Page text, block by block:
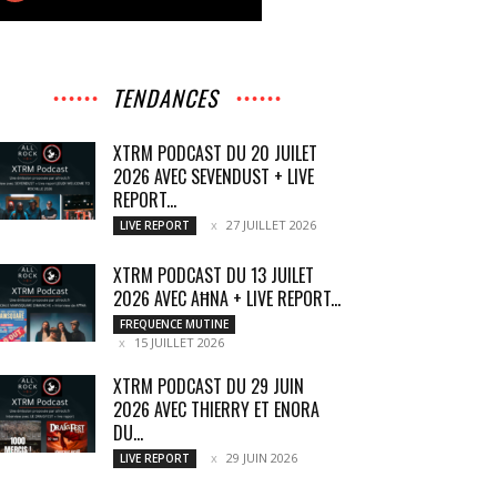
TENDANCES
XTRM PODCAST DU 20 JUILET
2026 AVEC SEVENDUST + LIVE
REPORT...
LIVE REPORT 27 JUILLET 2026
XTRM PODCAST DU 13 JUILET
2026 AVEC AĦNA + LIVE REPORT...
FREQUENCE MUTINE
15 JUILLET 2026
XTRM PODCAST DU 29 JUIN
2026 AVEC THIERRY ET ENORA
DU...
LIVE REPORT 29 JUIN 2026